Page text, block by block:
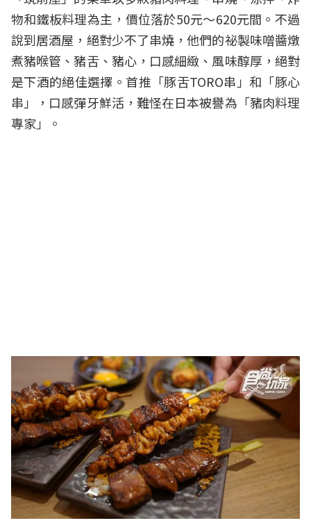
物和鐵板料理為主，價位落於50元～620元間。不過
說到居酒屋，絕對少不了串燒，他們的祕製味噌醬燉
煮豬喉管、豬舌、豬心，口感細緻、風味醇厚，絕對
是下酒的絕佳選擇。首推「豚舌TORO串」和「豚心
串」，口感彈牙鮮活，難怪在日本被譽為「豬肉料理
專家」。